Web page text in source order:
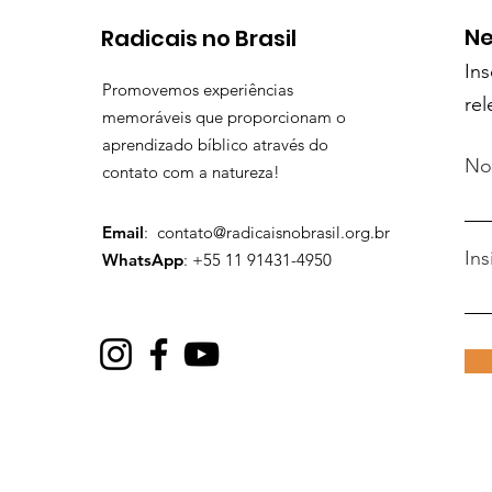
Radicais no Brasil
Promovemos experiências
memoráveis que proporcionam o
aprendizado bíblico através do
contato com a natureza!
Email: contato@radicaisnobrasil.org.br
WhatsApp: +55 11 91431-4950